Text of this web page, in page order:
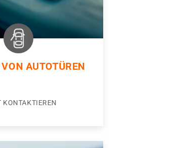
AUTOTÜREN
KONTAKTIEREN